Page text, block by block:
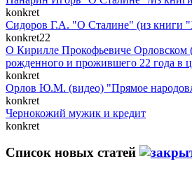
konkret
Сидоров Г.А. "О Сталине" (из книги
konkret22
О Кирилле Прокофьевиче Орловском
рожденного и прожившего 22 года в
konkret
Орлов Ю.М. (видео) "Прямое
konkret
Чернокожий мужик и кредит
konkret
Список новых статей